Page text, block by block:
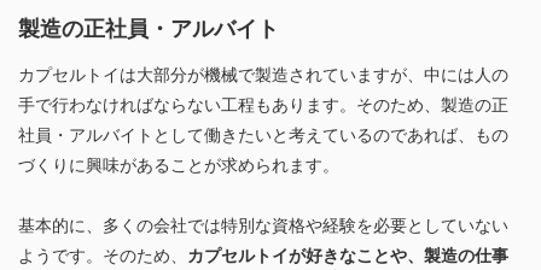
製造の正社員・アルバイト
カプセルトイは大部分が機械で製造されていますが、中には人の
手で行わなければならない工程もあります。そのため、製造の正
社員・アルバイトとして働きたいと考えているのであれば、もの
づくりに興味があることが求められます。
基本的に、多くの会社では特別な資格や経験を必要としていない
ようです。そのため、 カプセルトイが好きなことや、製造の仕事